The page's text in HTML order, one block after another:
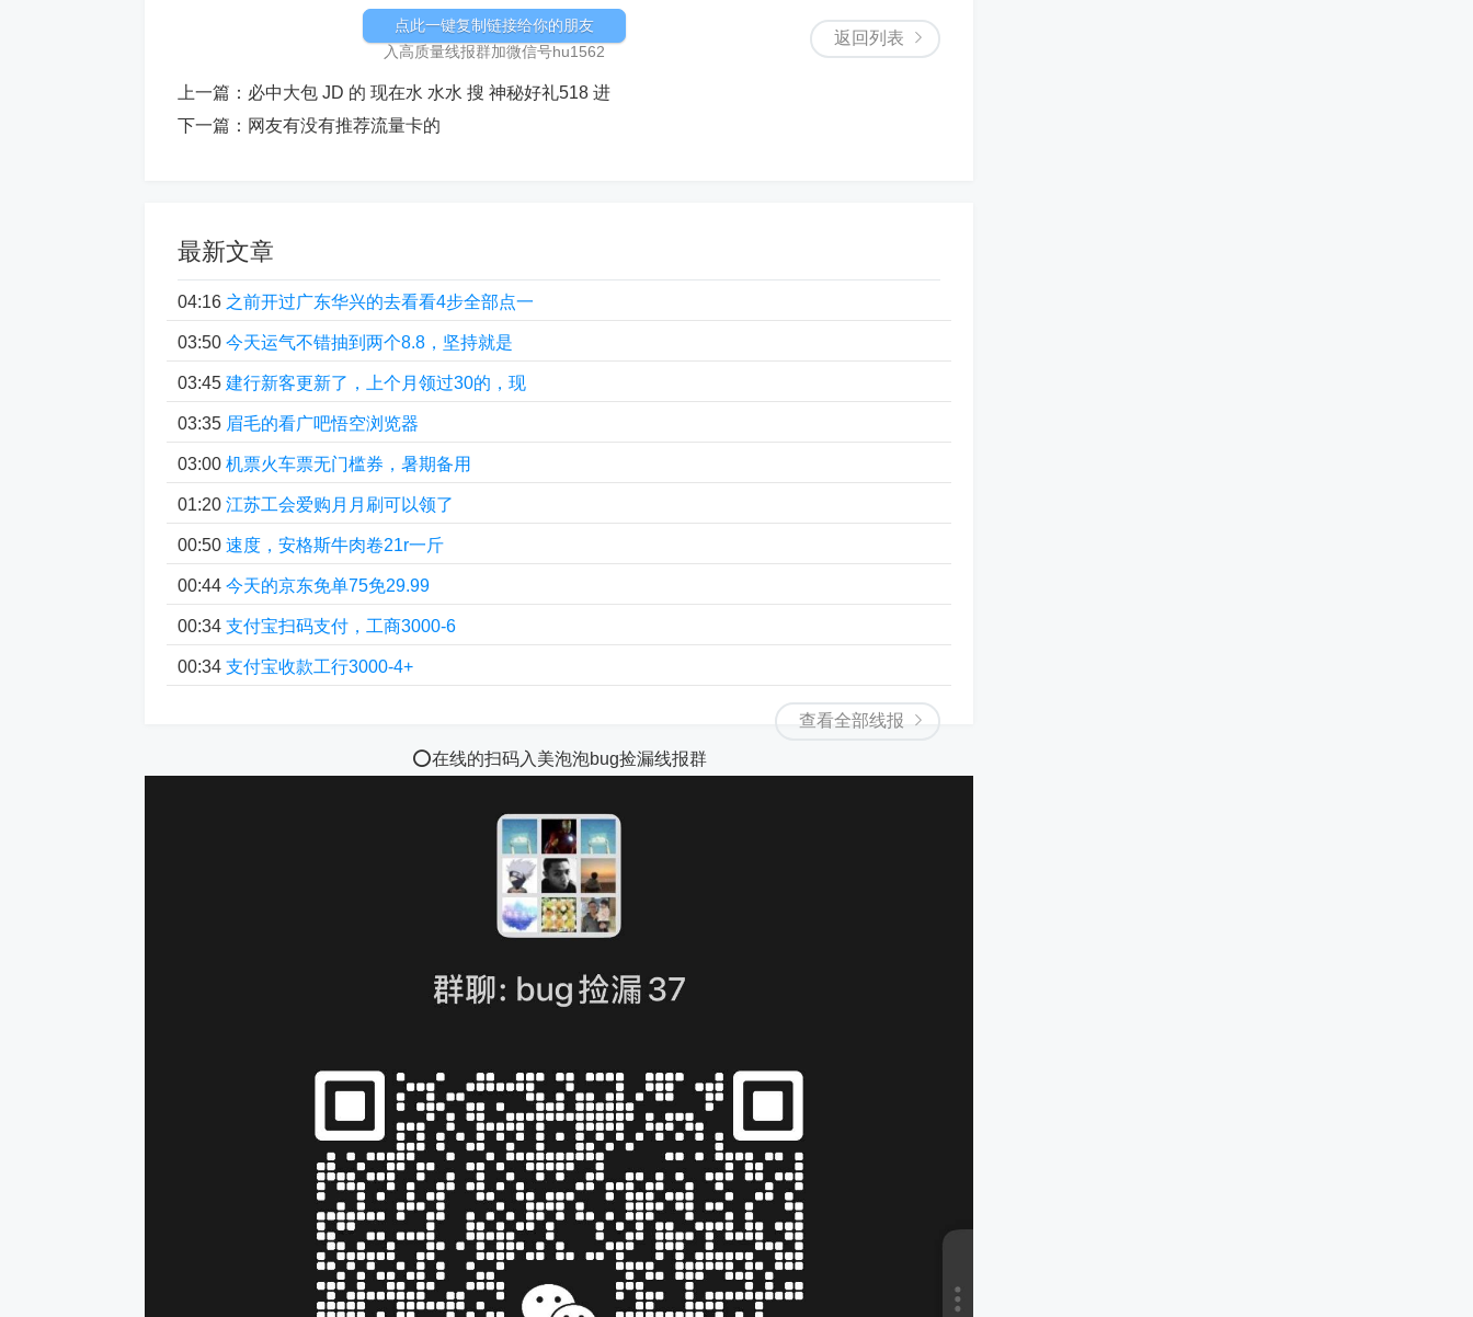
返回列表
点此一键复制链接给你的朋友
入高质量线报群加微信号hu1562
上一篇： 必中大包 JD 的 现在水 水水 搜 神秘好礼518 进
下一篇： 网友有没有推荐流量卡的
最新文章
04:16 之前开过广东华兴的去看看4步全部点一
03:50 今天运气不错抽到两个8.8，坚持就是
03:45 建行新客更新了，上个月领过30的，现
03:35 眉毛的看广吧悟空浏览器
03:00 机票火车票无门槛券，暑期备用
01:20 江苏工会爱购月月刷可以领了
00:50 速度，安格斯牛肉卷21r一斤
00:44 今天的京东免单75免29.99
00:34 支付宝扫码支付，工商3000-6
00:34 支付宝收款工行3000-4+
查看全部线报
⭕️在线的扫码入美泡泡bug捡漏线报群